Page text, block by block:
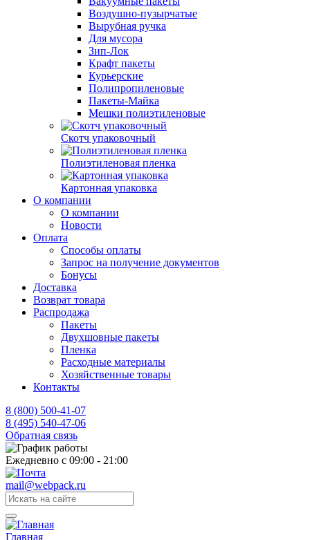
Воздушно-пузырчатые
Вырубная ручка
Для мусора
Зип-Лок
Крафт пакеты
Курьерские
Полипропиленовые
Пакеты-Майка
Мешки полиэтиленовые
Скотч упаковочный
Полиэтиленовая пленка
Картонная упаковка
О компании
О компании
Новости
Оплата
Способы оплаты
Запрос на получение документов
Бонусы
Доставка
Возврат товара
Распродажа
Пакеты
Двухшовные пакеты
Пленка
Расходные материалы
Хозяйственные товары
Контакты
8 (800) 500-41-07
8 (495) 540-47-06
Обратная связь
Ежедневно с 09:00 - 21:00
mail@webpack.ru
Главная